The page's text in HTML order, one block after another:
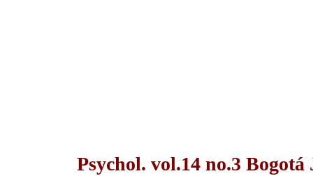
Psychol. vol.14 no.3 Bogotá